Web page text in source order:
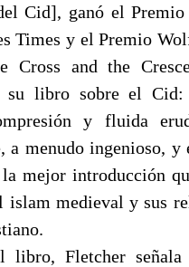
Cid], ganó el
Times y el Premio
Cross and the
su libro sobre el Cid:
y fluida
a menudo ingenioso, y
mejor introducción
islam medieval y sus
libro, Fletcher señala